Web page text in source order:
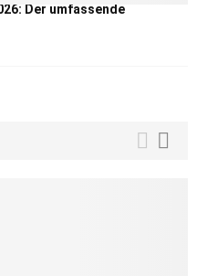
Der umfassende